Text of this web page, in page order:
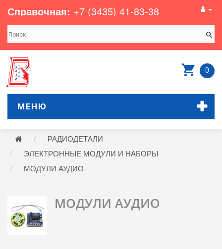
Справочная: +7 (3435) 41-83-38
0
МЕНЮ
РАДИОДЕТАЛИ
ЭЛЕКТРОННЫЕ МОДУЛИ И НАБОРЫ
МОДУЛИ АУДИО
МОДУЛИ АУДИО